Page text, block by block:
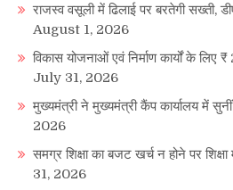
राजस्व वसूली में ढिलाई पर बरतेगी सख्ती,
August 1, 2026
विकास योजनाओं एवं निर्माण कार्यों के लिए
July 31, 2026
मुख्यमंत्री ने मुख्यमंत्री कैंप कार्यालय में
2026
समग्र शिक्षा का बजट खर्च न होने पर
31, 2026